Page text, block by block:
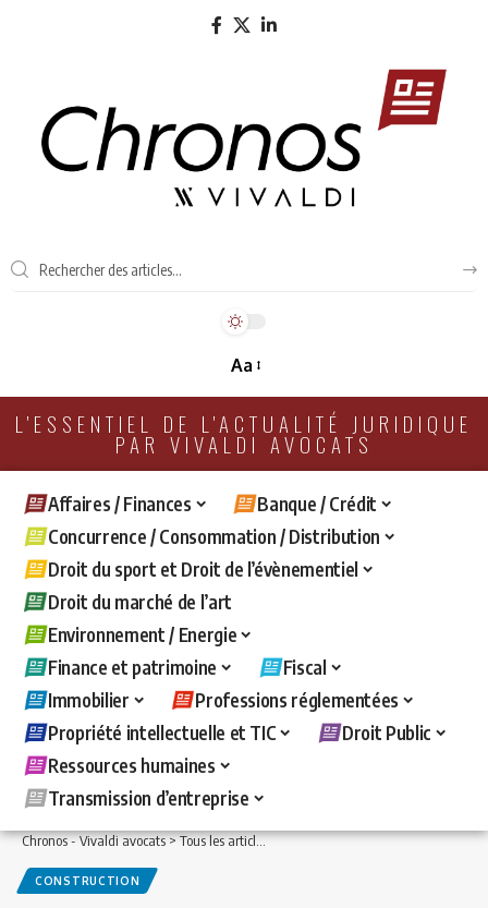
Aa
L'ESSENTIEL DE L'ACTUALITÉ JURIDIQUE
PAR VIVALDI AVOCATS
Affaires / Finances
Banque / Crédit
Concurrence / Consommation / Distribution
Droit du sport et Droit de l’évènementiel
Droit du marché de l’art
Environnement / Energie
Finance et patrimoine
Fiscal
Immobilier
Professions réglementées
Propriété intellectuelle et TIC
Droit Public
Ressources humaines
Transmission d’entreprise
Chronos - Vivaldi avocats>Tous les articles >Immobilier>Construction>
CONSTRUCTION